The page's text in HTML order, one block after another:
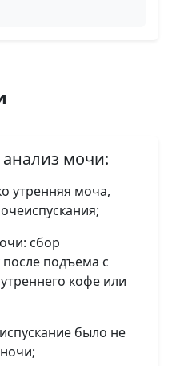
мочи:
утренняя моча,
сбор
после подъема с
кофе или
было не